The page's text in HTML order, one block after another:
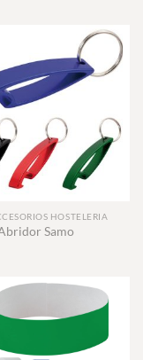
HOSTELERIA
Samo